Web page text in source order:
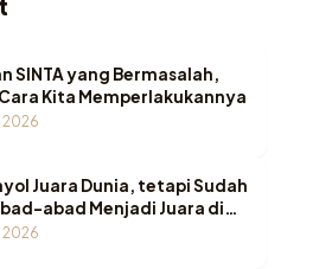
SINTA yang Bermasalah,
Kita Memperlakukannya
2026
Juara Dunia, tetapi Sudah
abad Menjadi Juara di
Indonesia
2026